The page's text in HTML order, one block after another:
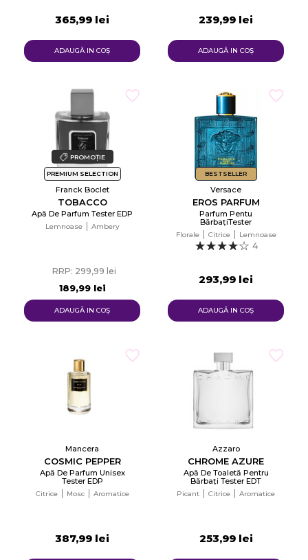
365,99 lei
ADAUGĂ IN COŞ
239,99 lei
ADAUGĂ IN COŞ
PROMOȚIE
PREMIUM SELECTION
Franck Boclet
TOBACCO
Apă De Parfum Tester EDP
Lemnoase Ambery
RRP: 299,99 lei
189,99 lei
ADAUGĂ IN COŞ
BESTSELLER
Versace
EROS PARFUM
Parfum Pentu
BărbațiTester
Florale Citrice Lemnoase
4
293,99 lei
ADAUGĂ IN COŞ
Mancera
COSMIC PEPPER
Apă De Parfum Unisex
Tester EDP
Citrice Mosc Aromatice
387,99 lei
Azzaro
CHROME AZURE
Apă De Toaletă Pentru
Bărbați Tester EDT
Picant Citrice Aromatice
253,99 lei